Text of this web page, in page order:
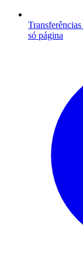
Transferências
só página